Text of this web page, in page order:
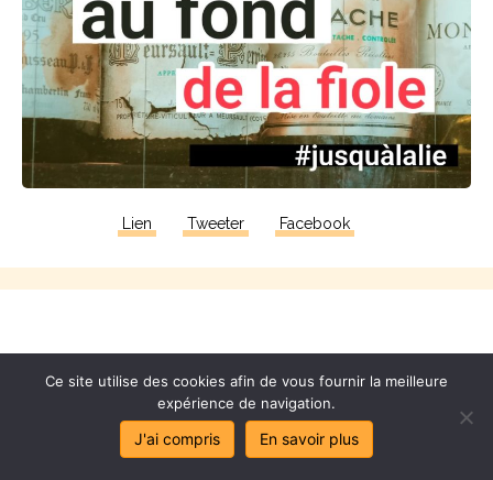
Lien Tweeter Facebook
Ce vieux routard nous a
proposé sa bible
Ce site utilise des cookies afin de vous fournir la meilleure
expérience de navigation.
J'ai compris En savoir plus